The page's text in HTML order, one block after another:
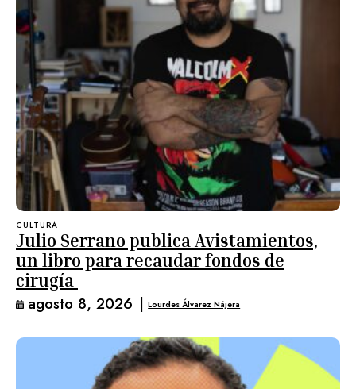
CULTURA
Julio Serrano publica Avistamientos,
un libro para recaudar fondos de
cirugía
agosto 8, 2026 | Lourdes Álvarez Nájera